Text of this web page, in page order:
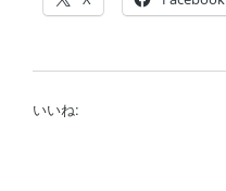
いいね: